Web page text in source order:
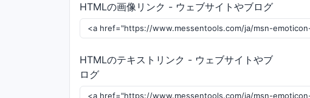
HTMLの画像リンク - ウェブサイトやブログ
HTMLのテキストリンク - ウェブサイトやブ
ログ